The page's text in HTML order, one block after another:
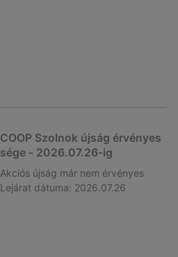
COOP Szolnok újság érvényes
sége - 2026.07.26-ig
Akciós újság már nem érvényes
Lejárat dátuma: 2026.07.26